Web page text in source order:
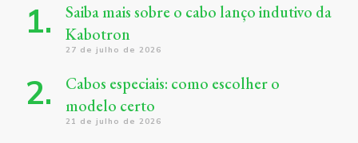
Saiba mais sobre o cabo lanço indutivo da
Kabotron
27 de julho de 2026
Cabos especiais: como escolher o
modelo certo
21 de julho de 2026